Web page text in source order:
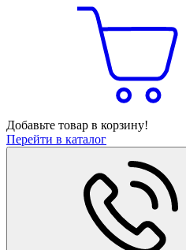
Добавьте товар в корзину!
Перейти в каталог